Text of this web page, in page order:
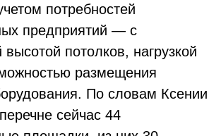
потребностей
предприятий — с
потолков, нагрузкой
размещения
По словам Ксении
сейчас 44